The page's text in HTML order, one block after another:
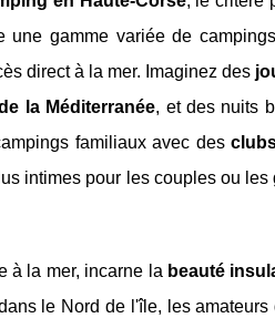
une gamme variée de
direct à la mer. Imaginez des
la Méditerranée, et des nuits
familiaux avec des
intimes pour les couples ou
à la mer, incarne la beauté
le Nord de l'île, les